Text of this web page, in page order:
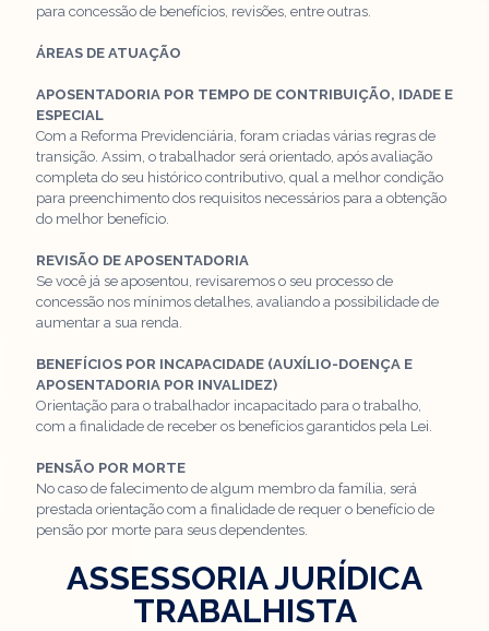
para concessão de benefícios, revisões, entre outras.
ÁREAS DE ATUAÇÃO
APOSENTADORIA POR TEMPO DE CONTRIBUIÇÃO, IDADE E
ESPECIAL
Com a Reforma Previdenciária, foram criadas várias regras de
transição. Assim, o trabalhador será orientado, após avaliação
completa do seu histórico contributivo, qual a melhor condição
para preenchimento dos requisitos necessários para a obtenção
do melhor benefício.
REVISÃO DE APOSENTADORIA
Se você já se aposentou, revisaremos o seu processo de
concessão nos mínimos detalhes, avaliando a possibilidade de
aumentar a sua renda.
BENEFÍCIOS POR INCAPACIDADE (AUXÍLIO-DOENÇA E
APOSENTADORIA POR INVALIDEZ)
Orientação para o trabalhador incapacitado para o trabalho,
com a finalidade de receber os benefícios garantidos pela Lei.
PENSÃO POR MORTE
No caso de falecimento de algum membro da família, será
prestada orientação com a finalidade de requer o benefício de
pensão por morte para seus dependentes.
ASSESSORIA JURÍDICA
TRABALHISTA